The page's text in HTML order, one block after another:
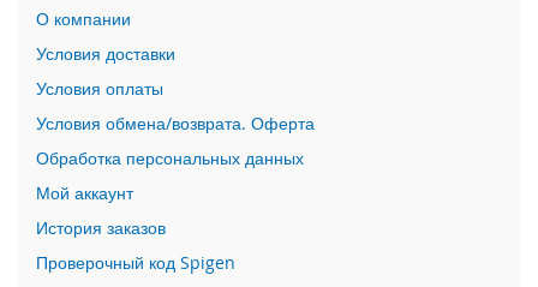
P
h
o
n
e
1
7
P
r
o
i
О компании
Условия доставки
Условия оплаты
Условия обмена/возврата. Оферта
Обработка персональных данных
Мой аккаунт
История заказов
Проверочный код Spigen